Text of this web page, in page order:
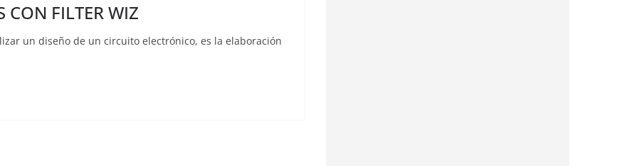
CON FILTER WIZ
un diseño de un circuito electrónico, es la elaboración